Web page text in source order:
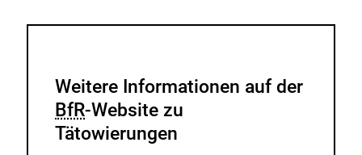
Weitere Informationen auf der
BfR-Website zu
Tätowierungen